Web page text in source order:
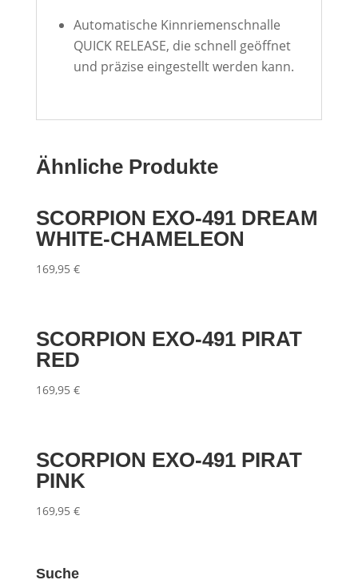
Automatische Kinnriemenschnalle
QUICK RELEASE, die schnell geöffnet
und präzise eingestellt werden kann.
Ähnliche Produkte
SCORPION EXO-491 DREAM
WHITE-CHAMELEON
169,95 €
SCORPION EXO-491 PIRAT
RED
169,95 €
SCORPION EXO-491 PIRAT
PINK
169,95 €
Suche